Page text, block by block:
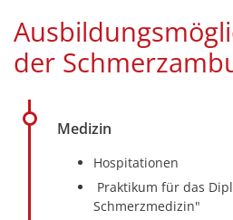
der
Medizin
Hospitationen
Praktikum für das
Schmerzmedizin"